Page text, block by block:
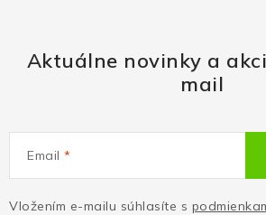
Aktuálne novinky a
mail
Email
Vložením e-mailu súhlasíte s